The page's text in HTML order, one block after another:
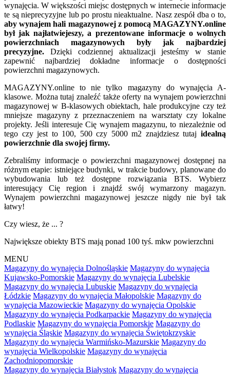
wynajęcia. W większości miejsc dostępnych w internecie informacje
te są nieprecyzyjne lub po prostu nieaktualne. Nasz zespół dba o to,
aby wynajem hali magazynowej z pomocą MAGAZYNY.online
był jak najłatwiejeszy, a prezentowane informacje o wolnych
powierzchniach magazynowych były jak najbardziej
precyzyjne. Dzięki codziennej aktualizacji jesteśmy w stanie
zapewnić najbardziej dokładne informacje o dostępności
powierzchni magazynowych.
MAGAZYNY.online to nie tylko magazyny do wynajęcia A-
klasowe. Można tutaj znaleźć także oferty na wynajem powierzchni
magazynowej w B-klasowych obiektach, hale produkcyjne czy też
mniejsze magazyny z przeznaczeniem na warsztaty czy lokalne
projekty. Jeśli interesuje Cię wynajem magazynu, to niezależnie od
tego czy jest to 100, 500 czy 5000 m2 znajdziesz tutaj idealną
powierzchnie dla swojej firmy.
Zebraliśmy informacje o powierzchni magazynowej dostępnej na
różnym etapie: istniejące budynki, w trakcie budowy, planowane do
wybudowania lub też dostępne rozwiązania BTS. Wybierz
interesujący Cię region i znajdź swój wymarzony magazyn.
Wynajem powierzchni magazynowej jeszcze nigdy nie był tak
łatwy!
Czy wiesz, że ... ?
Największe obiekty BTS mają ponad 100 tyś. mkw powierzchni
MENU
Magazyny do wynajęcia Dolnośląskie Magazyny do wynajęcia
Kujawsko-Pomorskie Magazyny do wynajęcia Lubelskie
Magazyny do wynajęcia Lubuskie Magazyny do wynajęcia
Łódzkie Magazyny do wynajęcia Małopolskie Magazyny do
wynajęcia Mazowieckie Magazyny do wynajęcia Opolskie
Magazyny do wynajęcia Podkarpackie Magazyny do wynajęcia
Podlaskie Magazyny do wynajęcia Pomorskie Magazyny do
wynajęcia Śląskie Magazyny do wynajęcia Świętokrzyskie
Magazyny do wynajęcia Warmińsko-Mazurskie Magazyny do
wynajęcia Wielkopolskie Magazyny do wynajęcia
Zachodniopomorskie
Magazyny do wynajęcia Białystok Magazyny do wynajęcia